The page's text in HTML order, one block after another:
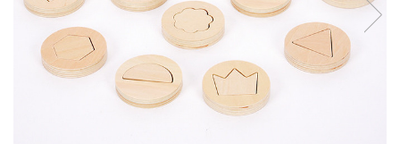
Vopsele
Biciclete si Triciclete
Biciclete